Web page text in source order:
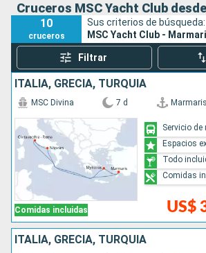
Cruceros MSC Yacht Club
10
cruceros
Sus criterios de búsqueda:
MSC Yacht Club -
Filtrar
ITALIA, GRECIA, TURQUÍA
Comidas incluidas
MSC Divina 7 d Marmaris
US$
Servicio
Espacios
Todo
Comidas
ITALIA, GRECIA, TURQUÍA